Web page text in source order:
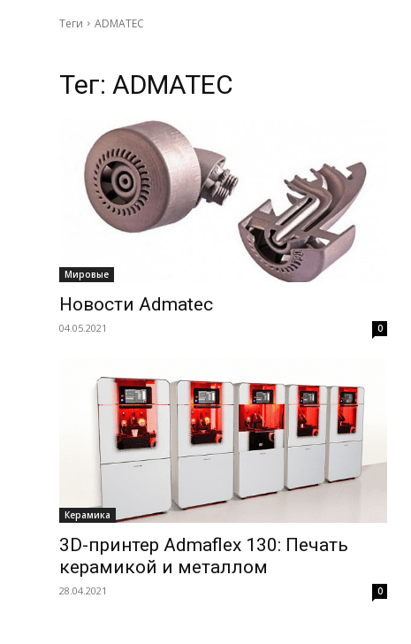
Теги ADMATEC
Тег: ADMATEC
Мировые
Новости Admatec
04.05.2021 0
Керамика
3D-принтер Admaflex 130: Печать
керамикой и металлом
28.04.2021 0